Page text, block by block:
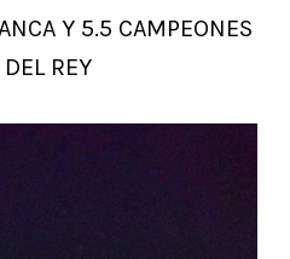
Y 5.5 CAMPEONES
REY